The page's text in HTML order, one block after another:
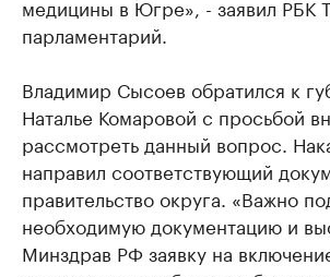
медицины в Югре», - заявил РБК
парламентарий.
Владимир Сысоев обратился к
Наталье Комаровой с просьбой
рассмотреть данный вопрос.
направил соответствующий
правительство округа. «Важно
необходимую документацию и
Минздрав РФ заявку на